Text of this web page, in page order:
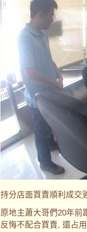
持分店面買賣順利成交
原地主蕭大哥們20年前
反悔不配合買賣, 還占